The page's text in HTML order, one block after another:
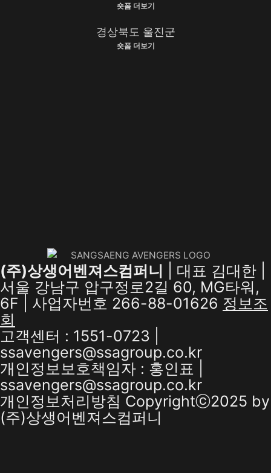
숏폼 더보기
경상북도 울진군
숏폼 더보기
(주)상생어벤져스컴퍼니 | 대표 김대한 |
서울 강남구 압구정로2길 60, MG타워,
6F | 사업자번호 266-88-01626 정보조
회
고객센터 : 1551-0723 |
ssavengers@ssagroup.co.kr
개인정보보호책임자 : 홍인표 |
ssavengers@ssagroup.co.kr
개인정보처리방침 Copyrightⓒ2025 by
(주)상생어벤져스컴퍼니